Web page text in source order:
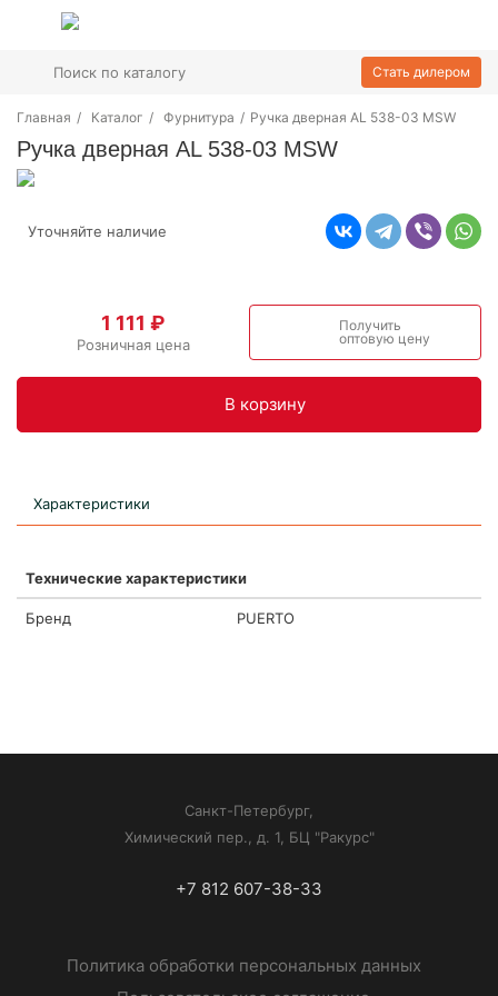
Стать дилером
Главная / Каталог / Фурнитура / Ручка дверная AL 538-03 MSW
Ручка дверная AL 538-03 MSW
Уточняйте наличие
1 111 ₽
Розничная цена
Получить
оптовую цену
В корзинy
Характеристики
Технические характеристики
Бренд PUERTO
Санкт-Петербург,
Химический пер., д. 1, БЦ "Ракурс"
+7 812 607-38-33
Политика обработки персональных данных